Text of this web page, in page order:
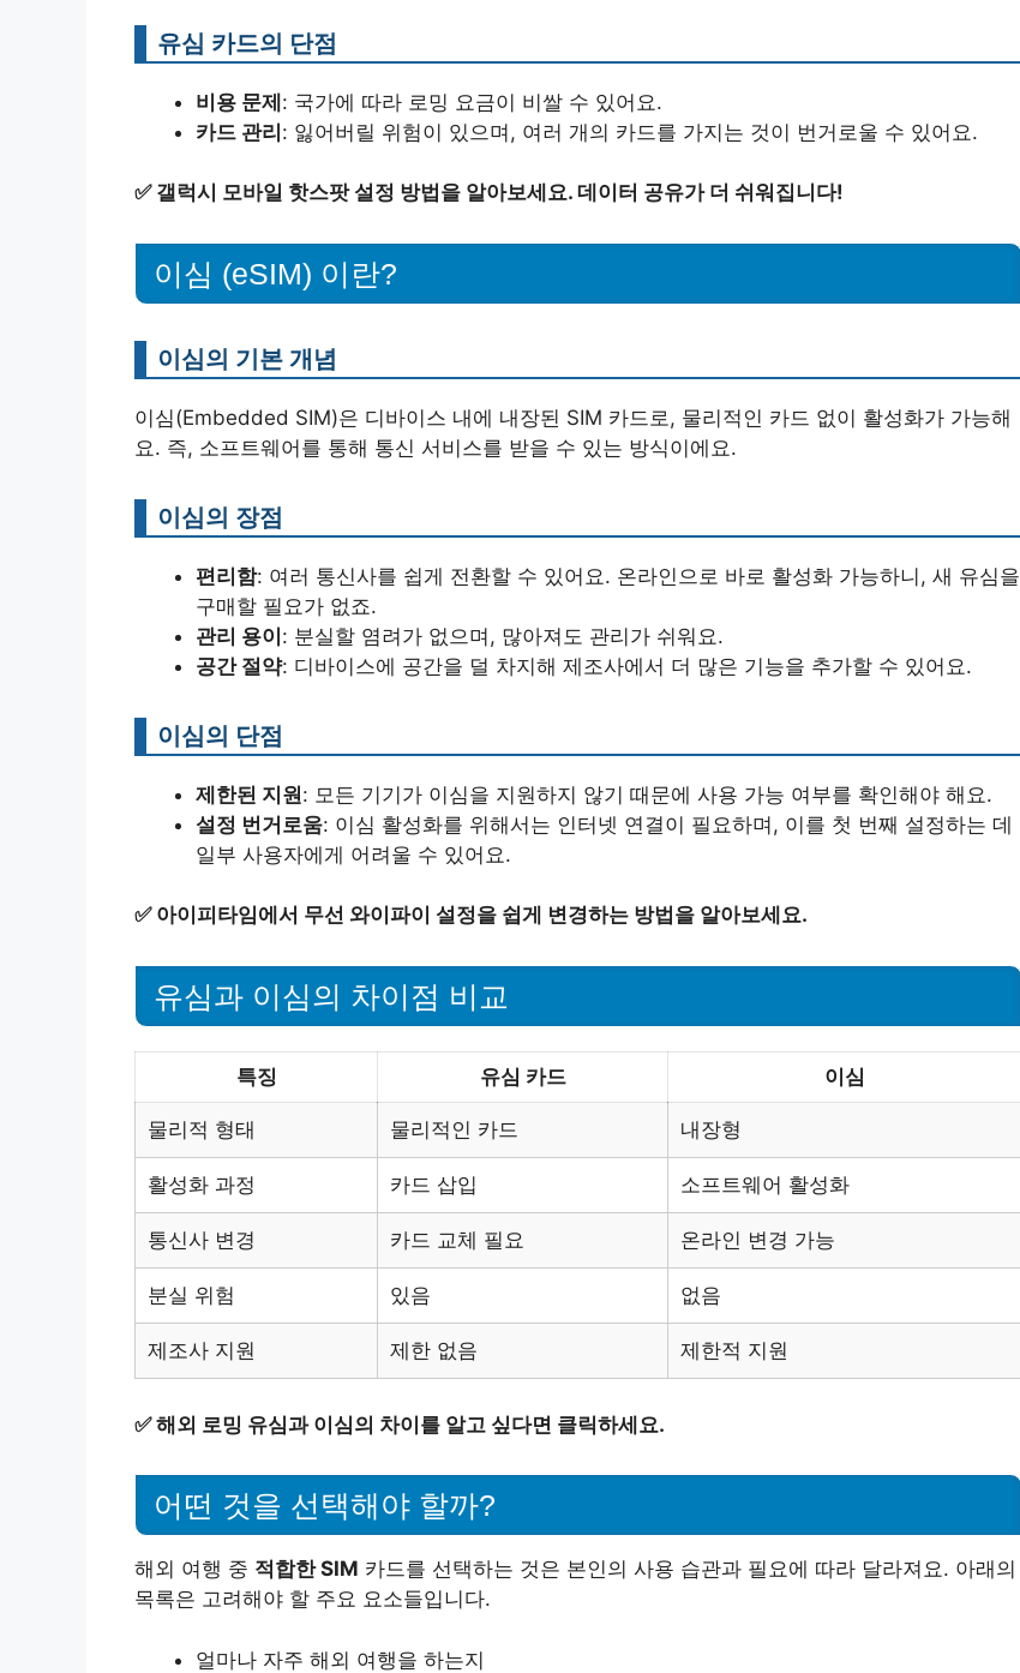
유심 카드의 단점
비용 문제: 국가에 따라 로밍 요금이 비쌀 수 있어요.
카드 관리: 잃어버릴 위험이 있으며, 여러 개의 카드를 가지는 것이 번거로울 수 있어요.
✅ 갤럭시 모바일 핫스팟 설정 방법을 알아보세요. 데이터 공유가 더 쉬워집니다!
이심 (eSIM) 이란?
이심의 기본 개념
이심(Embedded SIM)은 디바이스 내에 내장된 SIM 카드로, 물리적인 카드 없이 활성화가 가능해
요. 즉, 소프트웨어를 통해 통신 서비스를 받을 수 있는 방식이에요.
이심의 장점
편리함: 여러 통신사를 쉽게 전환할 수 있어요. 온라인으로 바로 활성화 가능하니, 새 유심을
구매할 필요가 없죠.
관리 용이: 분실할 염려가 없으며, 많아져도 관리가 쉬워요.
공간 절약: 디바이스에 공간을 덜 차지해 제조사에서 더 많은 기능을 추가할 수 있어요.
이심의 단점
제한된 지원: 모든 기기가 이심을 지원하지 않기 때문에 사용 가능 여부를 확인해야 해요.
설정 번거로움: 이심 활성화를 위해서는 인터넷 연결이 필요하며, 이를 첫 번째 설정하는 데
일부 사용자에게 어려울 수 있어요.
✅ 아이피타임에서 무선 와이파이 설정을 쉽게 변경하는 방법을 알아보세요.
유심과 이심의 차이점 비교
특징 유심 카드 이심
물리적 형태 물리적인 카드 내장형
활성화 과정 카드 삽입 소프트웨어 활성화
통신사 변경 카드 교체 필요 온라인 변경 가능
분실 위험 있음 없음
제조사 지원 제한 없음 제한적 지원
✅해외 로밍 유심과 이심의 차이를 알고 싶다면 클릭하세요.
어떤 것을 선택해야 할까?
해외 여행 중 적합한 SIM 카드를 선택하는 것은 본인의 사용 습관과 필요에 따라 달라져요. 아래의
목록은 고려해야 할 주요 요소들입니다.
얼마나 자주 해외 여행을 하는지